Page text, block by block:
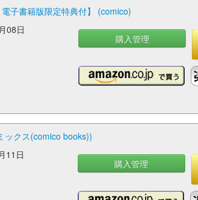
子書籍版限定特典付】 (comico)
08日
購入管理
ックス(comico books))
11日
購入管理